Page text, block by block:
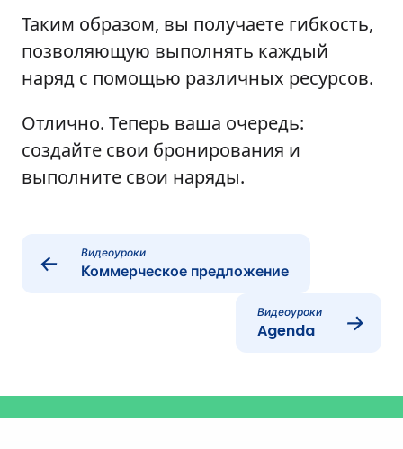
Таким образом, вы получаете гибкость,
позволяющую выполнять каждый
наряд с помощью различных ресурсов.
Отлично. Теперь ваша очередь:
создайте свои бронирования и
выполните свои наряды.
← Видеоуроки
Коммерческое предложение
Видеоуроки
Agenda →